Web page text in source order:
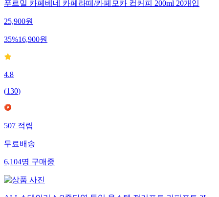
푸르밀 카페베네 카페라떼/카페모카 컵커피 200ml 20개입
25,900원
35%16,900원
4.8
(130)
507적립
무료배송
6,104명구매중